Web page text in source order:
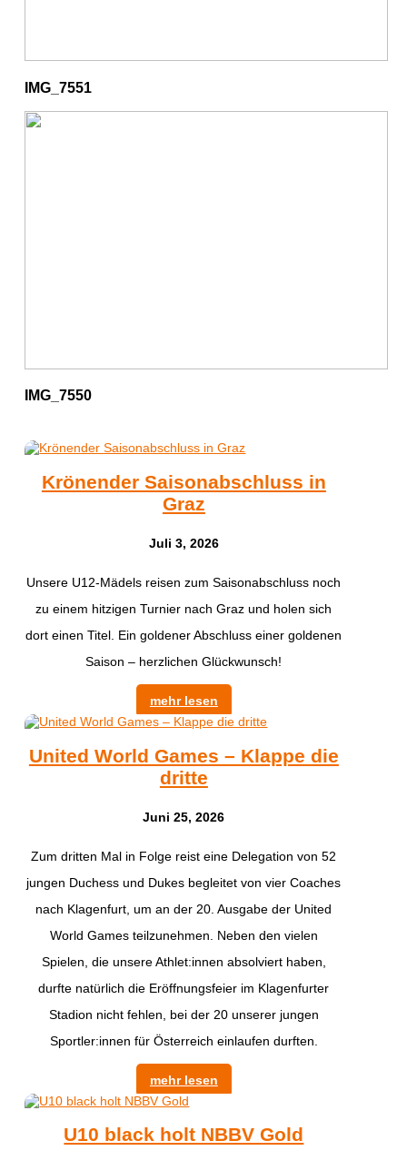
IMG_7551
IMG_7550
Krönender Saisonabschluss in
Graz
Juli 3, 2026
Unsere U12-Mädels reisen zum Saisonabschluss noch
zu einem hitzigen Turnier nach Graz und holen sich
dort einen Titel. Ein goldener Abschluss einer goldenen
Saison – herzlichen Glückwunsch!
mehr lesen
United World Games – Klappe die
dritte
Juni 25, 2026
Zum dritten Mal in Folge reist eine Delegation von 52
jungen Duchess und Dukes begleitet von vier Coaches
nach Klagenfurt, um an der 20. Ausgabe der United
World Games teilzunehmen. Neben den vielen
Spielen, die unsere Athlet:innen absolviert haben,
durfte natürlich die Eröffnungsfeier im Klagenfurter
Stadion nicht fehlen, bei der 20 unserer jungen
Sportler:innen für Österreich einlaufen durften.
mehr lesen
U10 black holt NBBV Gold